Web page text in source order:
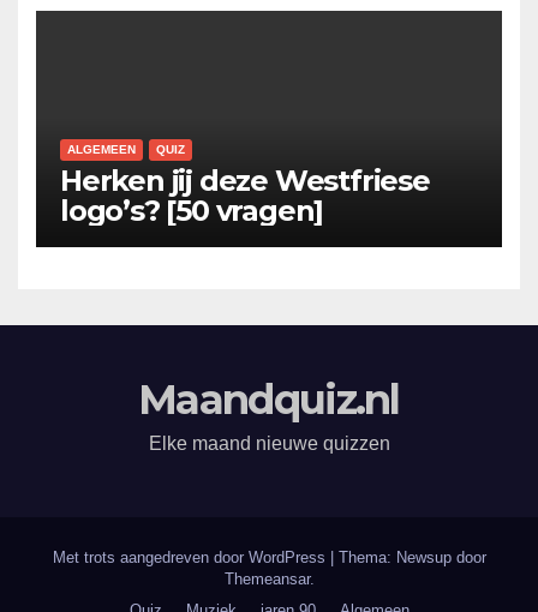
ALGEMEEN QUIZ
Herken jij deze Westfriese
logo’s? [50 vragen]
Maandquiz.nl
Elke maand nieuwe quizzen
Met trots aangedreven door WordPress
Thema: Newsup door
Themeansar.